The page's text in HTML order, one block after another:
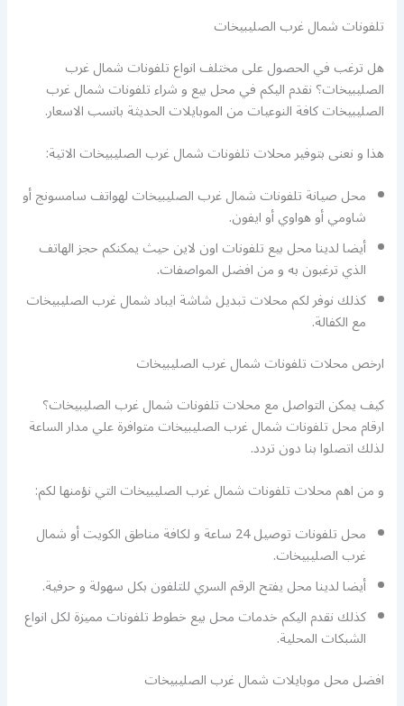
تلفونات شمال غرب الصليبيخات
هل ترغب في الحصول على مختلف انواع تلفونات شمال غرب
الصليبيخات؟ نقدم اليكم في محل بيع و شراء تلفونات شمال غرب
الصليبيخات كافة النوعيات من الموبايلات الحديثة بانسب الاسعار.
هذا و نعنى بتوفير محلات تلفونات شمال غرب الصليبيخات الاتية:
محل صيانة تلفونات شمال غرب الصليبيخات لهواتف سامسونج أو
شاومي أو هواوي أو ايفون.
أيضا لدينا محل بيع تلفونات اون لاين حيث يمكنكم حجز الهاتف
الذي ترغبون به و من افضل المواصفات.
كذلك نوفر لكم محلات تبديل شاشة ايباد شمال غرب الصليبيخات
مع الكفالة.
ارخص محلات تلفونات شمال غرب الصليبيخات
كيف يمكن التواصل مع محلات تلفونات شمال غرب الصليبيخات؟
ارقام محل تلفونات شمال غرب الصليبيخات متوافرة علي مدار الساعة
لذلك اتصلوا بنا دون تردد.
و من اهم محلات تلفونات شمال غرب الصليبيخات التي نؤمنها لكم:
محل تلفونات توصيل 24 ساعة و لكافة مناطق الكويت أو شمال
غرب الصليبيخات.
أيضا لدينا محل يفتح الرقم السري للتلفون بكل سهولة و حرفية.
كذلك نقدم اليكم خدمات محل بيع خطوط تلفونات مميزة لكل انواع
الشبكات المحلية.
افضل محل موبايلات شمال غرب الصليبيخات